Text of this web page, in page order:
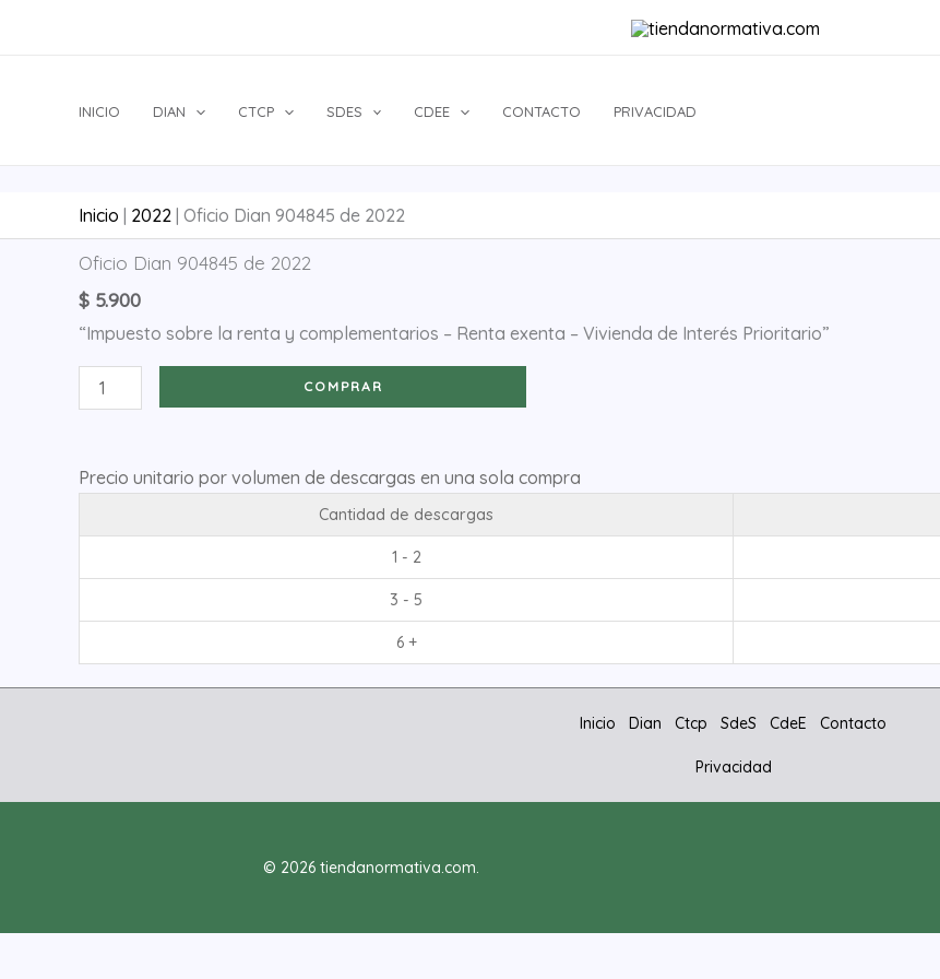
INICIO DIAN CTCP SDES CDEE CONTACTO PRIVACIDAD
Inicio 2022 Oficio Dian 904845 de 2022
Oficio Dian 904845 de 2022
$ 5.900
“Impuesto sobre la renta y complementarios – Renta exenta – Vivienda de Interés Prioritario”
Oficio
904845
de
2022
cantidad
COMPRAR
Precio unitario por volumen de descargas en una sola compra
Cantidad de descargas
1 - 2
3 - 5
6 +
Inicio Dian Ctcp SdeS CdeE Contacto
Privacidad
© 2026 tiendanormativa.com.